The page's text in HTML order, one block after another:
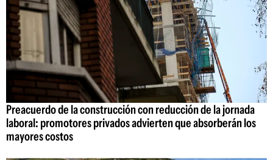
Preacuerdo de la construcción con reducción de la jornada
laboral: promotores privados advierten que absorberán los
mayores costos